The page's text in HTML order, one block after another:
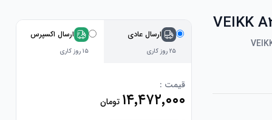
ارسال عادی
۲۵ روز کاری
ارسال اکسپرس
۱۵ روز کاری
قیمت :
۱۴٬۴۷۲٬۰۰۰ تومان